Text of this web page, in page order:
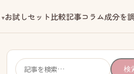
お試しセット比較記事コラム成分を
検
検